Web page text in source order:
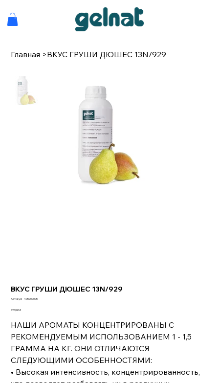
Главная >ВКУС ГРУШИ ДЮШЕС 13N/929
ВКУС ГРУШИ ДЮШЕС 13N/929
Артикул:
Артикул:
405900005
Цена
269,00 €
НАШИ АРОМАТЫ КОНЦЕНТРИРОВАНЫ С
РЕКОМЕНДУЕМЫМ ИСПОЛЬЗОВАНИЕМ 1 - 1,5
ГРАММА НА КГ. ОНИ ОТЛИЧАЮТСЯ
СЛЕДУЮЩИМИ ОСОБЕННОСТЯМИ:
• Высокая интенсивность, концентрированность,